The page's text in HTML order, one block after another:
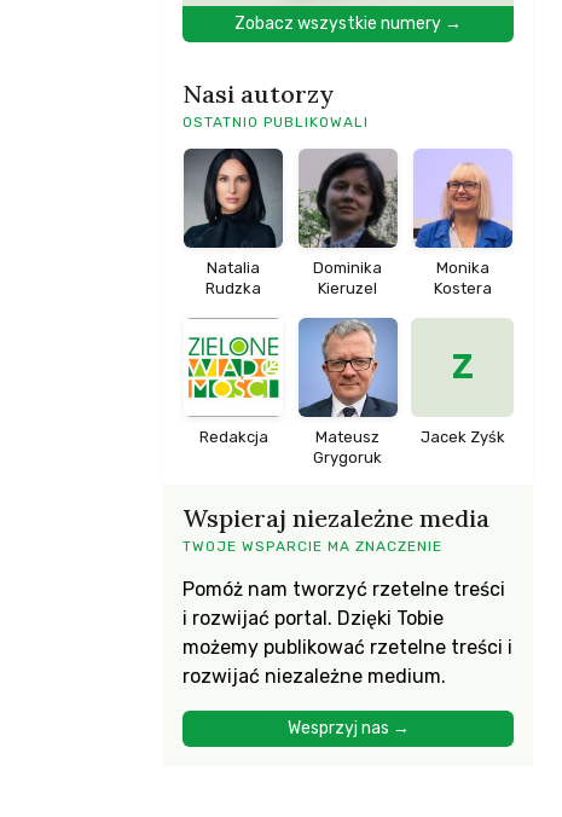
Zobacz wszystkie numery →
Nasi autorzy
OSTATNIO PUBLIKOWALI
Natalia
Rudzka
Dominika
Kieruzel
Monika
Kostera
Redakcja
Mateusz
Grygoruk
Z
Jacek Zyśk
Wspieraj niezależne media
TWOJE WSPARCIE MA ZNACZENIE
Pomóż nam tworzyć rzetelne treści
i rozwijać portal. Dzięki Tobie
możemy publikować rzetelne treści i
rozwijać niezależne medium.
Wesprzyj nas →